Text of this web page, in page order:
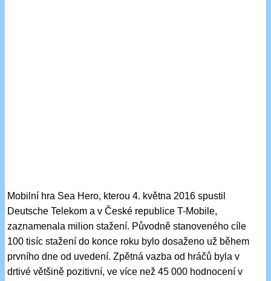
Mobilní hra Sea Hero, kterou 4. května 2016 spustil
Deutsche Telekom a v České republice T-Mobile,
zaznamenala milion stažení. Původně stanoveného cíle
100 tisíc stažení do konce roku bylo dosaženo už během
prvního dne od uvedení. Zpětná vazba od hráčů byla v
drtivé většině pozitivní, ve více než 45 000 hodnocení v